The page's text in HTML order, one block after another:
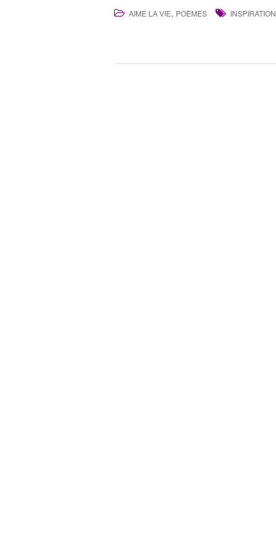
AIME LA VIE, POÈMES INSPIRATION